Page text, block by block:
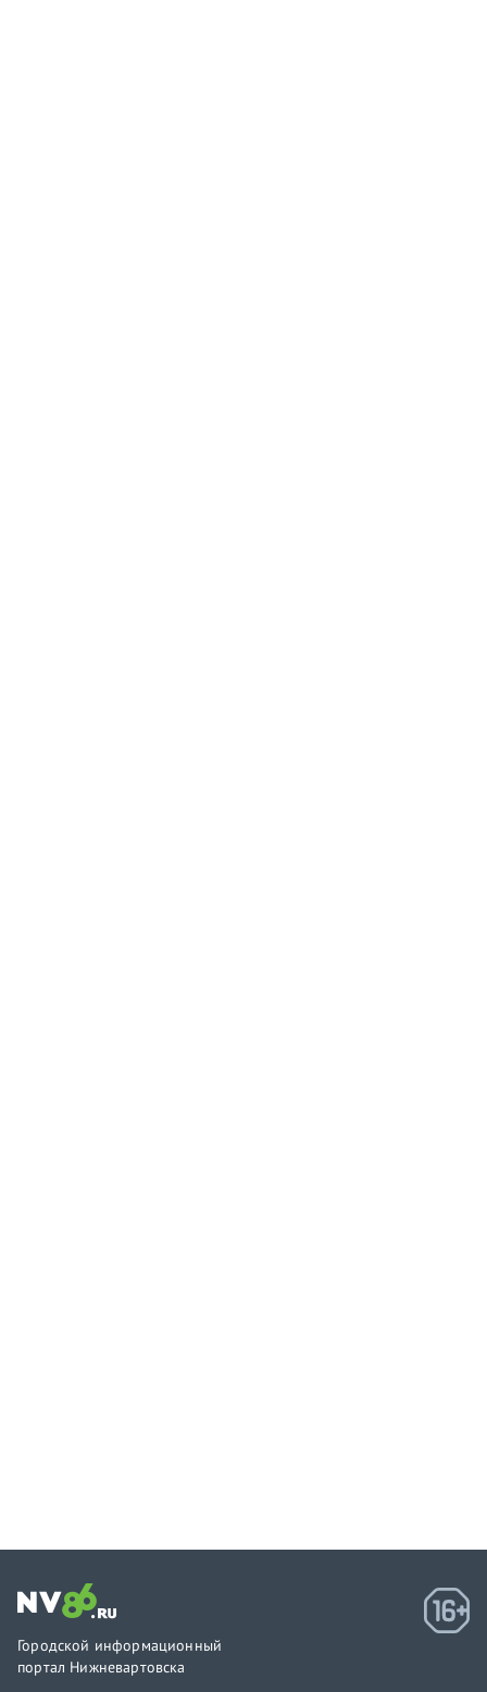
Городской информационный
портал Нижневартовска